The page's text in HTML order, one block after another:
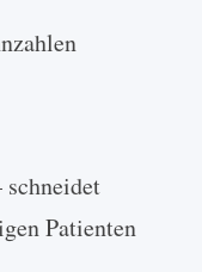
schneidet
Patienten